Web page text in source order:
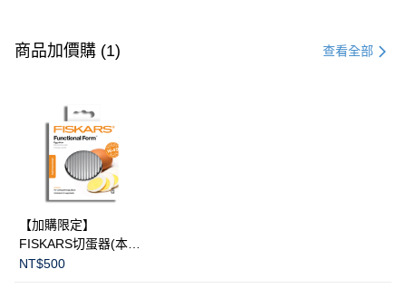
信用卡一次付款
3 期 0 利率 每期
合作金庫商業銀行
華南商業銀行
上海商業儲蓄銀行
國泰世華商業銀行
臺灣中小企業銀行
匯豐（台灣）商業銀行
聯邦商業銀行
元大商業銀行
LINE Pay
Apple Pay
運送方式
黑貓宅急便
商品加價購 (1) 查看全部
【加購限定】
FISKARS切蛋器(本商
品不提供破損保證)
NT$500